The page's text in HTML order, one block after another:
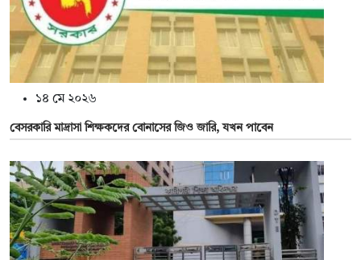
১৪ মে ২০২৬
বেসরকারি মাদ্রাসা শিক্ষকদের বোনাসের জিও জারি, যখন পাবেন